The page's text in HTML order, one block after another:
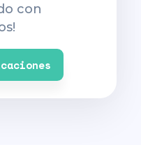
con